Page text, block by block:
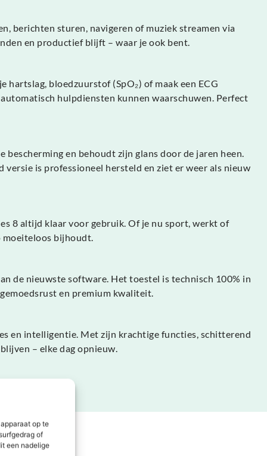
op te
of
een nadelige
berichten sturen, navigeren of muziek streamen via
en productief blijft – waar je ook bent.
hartslag, bloedzuurstof (SpO₂) of maak een ECG
hulpdiensten kunnen waarschuwen. Perfect
en behoudt zijn glans door de jaren heen.
is professioneel hersteld en ziet er weer als nieuw
8 altijd klaar voor gebruik. Of je nu sport, werkt of
moeiteloos bijhoudt.
de nieuwste software. Het toestel is technisch 100% in
en premium kwaliteit.
en intelligentie. Met zijn krachtige functies, schitterend
– elke dag opnieuw.